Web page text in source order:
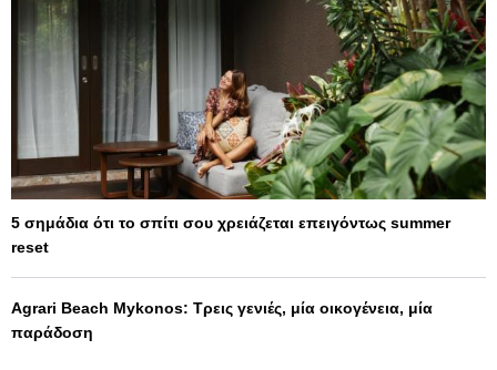
5 σημάδια ότι το σπίτι σου χρειάζεται επειγόντως summer
reset
Agrari Beach Mykonos: Τρεις γενιές, μία οικογένεια, μία
παράδοση